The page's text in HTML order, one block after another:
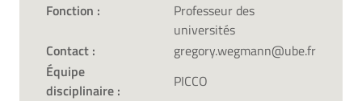
Fonction :
Professeur des
universités
Contact :
gregory.wegmann@ube.fr
Équipe
disciplinaire :
PICCO